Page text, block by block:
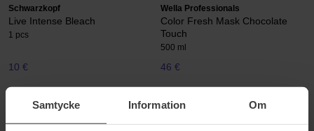
Samtycke Information Om
Schwarzkopf
Live Intense Bleach
1 pcs
10 €
Wella Professionals
Color Fresh Mask Chocolate
Touch
500 ml
46 €
L'Oréal Paris
Préférence
Schwarzkopf
Live Color Moment